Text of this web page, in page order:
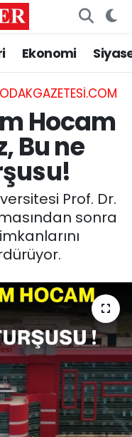
Ekonomi
Hocam
Bu ne
Prof. Dr.
sonra
ve Fikstür